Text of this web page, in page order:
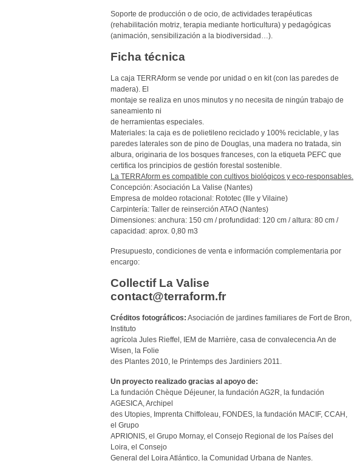
Soporte de producción o de ocio, de actividades terapéuticas
(rehabilitación motriz, terapia mediante horticultura) y pedagógicas
(animación, sensibilización a la biodiversidad…).
Ficha técnica
La caja TERRAform se vende por unidad o en kit (con las paredes de
madera). El
montaje se realiza en unos minutos y no necesita de ningún trabajo de
saneamiento ni
de herramientas especiales.
Materiales: la caja es de polietileno reciclado y 100% reciclable, y las
paredes laterales son de pino de Douglas, una madera no tratada, sin
albura, originaria de los bosques franceses, con la etiqueta PEFC que
certifica los principios de gestión forestal sostenible.
La TERRAform es compatible con cultivos biológicos y eco-responsables.
Concepción: Asociación La Valise (Nantes)
Empresa de moldeo rotacional: Rototec (Ille y Vilaine)
Carpintería: Taller de reinserción ATAO (Nantes)
Dimensiones: anchura: 150 cm / profundidad: 120 cm / altura: 80 cm /
capacidad: aprox. 0,80 m3
Presupuesto, condiciones de venta e información complementaria por
encargo:
Collectif La Valise
contact@terraform.fr
Créditos fotográficos: Asociación de jardines familiares de Fort de Bron,
Instituto
agrícola Jules Rieffel, IEM de Marrière, casa de convalecencia An de
Wisen, la Folie
des Plantes 2010, le Printemps des Jardiniers 2011.
Un proyecto realizado gracias al apoyo de:
La fundación Chèque Déjeuner, la fundación AG2R, la fundación
AGESICA, Archipel
des Utopies, Imprenta Chiffoleau, FONDES, la fundación MACIF, CCAH,
el Grupo
APRIONIS, el Grupo Mornay, el Consejo Regional de los Países del
Loira, el Consejo
General del Loira Atlántico, la Comunidad Urbana de Nantes.